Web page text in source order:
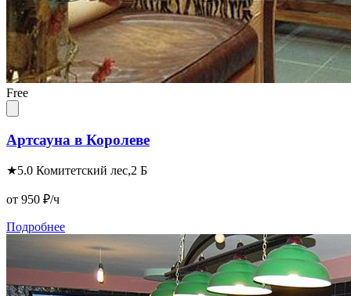
Free
Артсауна в Королеве
★5.0 Комитетский лес,2 Б
от 950 ₽/ч
Подробнее